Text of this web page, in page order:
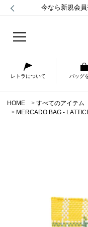
今なら新規会
レトラについて バッグ
HOME
すべてのアイテム
MERCADO BAG -